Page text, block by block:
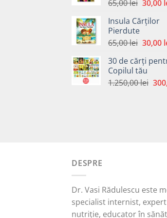
65,00lei Prețul
a
65,00
30,00
Insula Cărților
Pierdute
65,00lei Prețul
a
fost:
65,00
30,00
30 de cărți
Copilul tău
1.250,00lei
DESPRE
Dr. Vasi Rădulescu este
specialist internist,
nutriție, educator în